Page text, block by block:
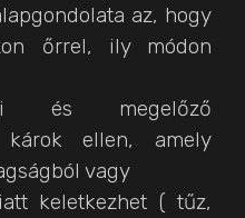
az, hogy
őrrel, ily módon
és megelőző
károk ellen, amely
vagy
keletkezhet ( tűz,